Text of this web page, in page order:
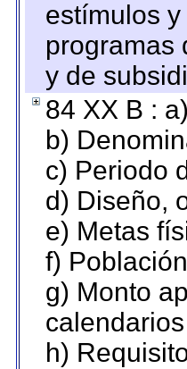
estímulos
programas
y de
84 XX B :
b)
c) Periodo
d) Diseño,
e) Metas
f)
g) Monto
h)